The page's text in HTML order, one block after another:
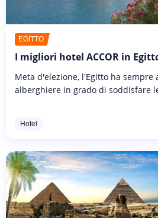
EGITTO
I migliori hotel ACCOR in
Meta d'elezione, l'Egitto ha
alberghiere in grado di soddisfare
Hotel